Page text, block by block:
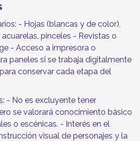
- Hojas (blancas y de color),
pinceles - Revistas o
- Acceso a impresora o
paneles si se trabaja digitalmente
conservar cada etapa del
- No es excluyente tener
se valorará conocimiento básico
o escénicas. - Interés en el
visual de personajes y la